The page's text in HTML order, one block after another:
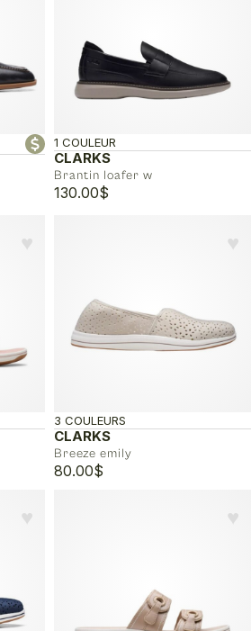
CLARKS
Brantin loafer w
1 COULEUR
130.00$
♥︎ ♥︎
CLARKS
Breeze emily
3 COULEURS
80.00$
♥︎ ♥︎